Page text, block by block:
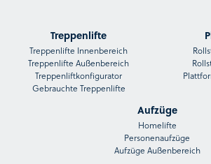
Treppenlifte
Treppenlifte Innenbereich
Treppenlifte Außenbereich
Treppenliftkonfigurator
Gebrauchte Treppenlifte
Aufzüge
Homelifte
Personenaufzüge
Aufzüge Außenbereich